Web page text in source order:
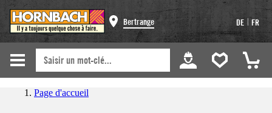
Bertrange DE | FR
Page d'accueil